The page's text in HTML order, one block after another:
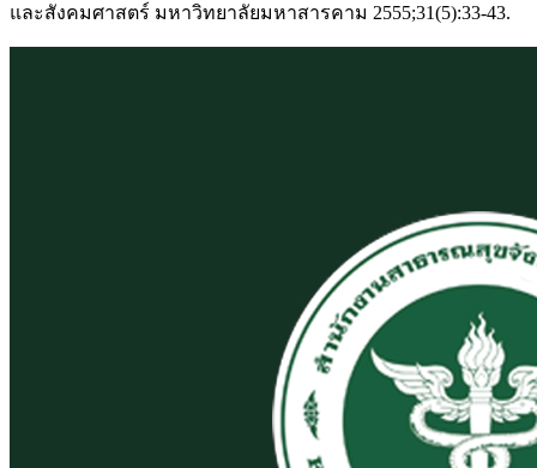
และสังคมศาสตร์ มหาวิทยาลัยมหาสารคาม 2555;31(5):33-43.